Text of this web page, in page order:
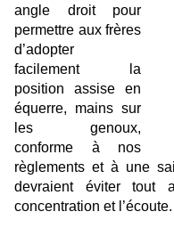
angle droit pour
permettre aux frères
d’adopter
facilement la
position assise en
équerre, mains sur
les genoux,
conforme à nos
règlements et à une
devraient éviter tout
concentration et l’écoute.